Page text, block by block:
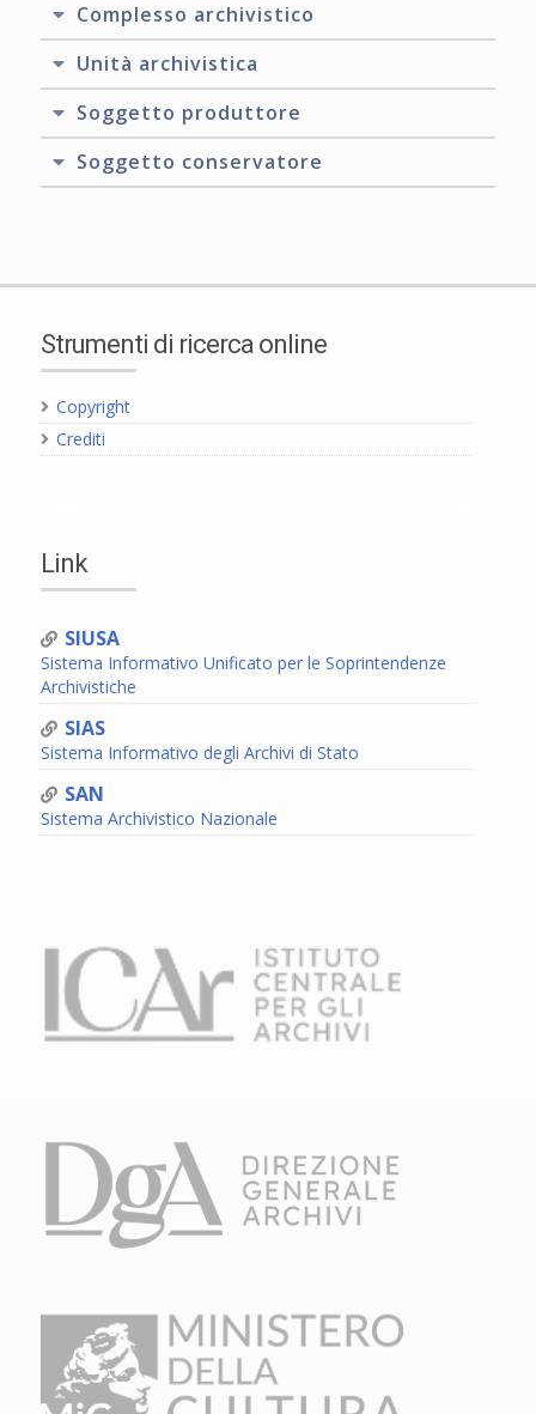
Complesso archivistico
Unità archivistica
Soggetto produttore
Soggetto conservatore
Strumenti di ricerca online
Copyright
Crediti
Link
SIUSA
Sistema Informativo Unificato per le Soprintendenze
Archivistiche
SIAS
Sistema Informativo degli Archivi di Stato
SAN
Sistema Archivistico Nazionale